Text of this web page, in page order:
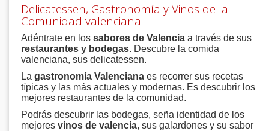
Delicatessen, Gastronomía y Vinos de la
Comunidad valenciana
Adéntrate en los sabores de Valencia a través de sus
restaurantes y bodegas. Descubre la comida
valenciana, sus delicatessen.
La gastronomía Valenciana es recorrer sus recetas
típicas y las más actuales y modernas. Es descubrir los
mejores restaurantes de la comunidad.
Podrás descubrir las bodegas, seña identidad de los
mejores vinos de valencia, sus galardones y su sabor